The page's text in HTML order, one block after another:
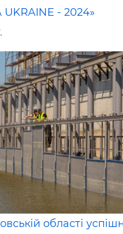
- 2024»
області